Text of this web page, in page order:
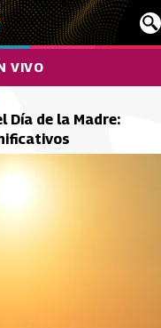
VIVO
Día de la Madre: